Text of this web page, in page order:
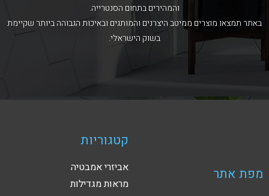
והמהירים בתחום הסנטרייה.
באתר תמצאו מוצרים ממיטב היצרנים והמותגים ובאיכות הגבוהה ביותר שקיימת
בשוק הישראלי.
מפת אתר
קטגוריות
אביזרי אמבטיה
מראות מגדילות